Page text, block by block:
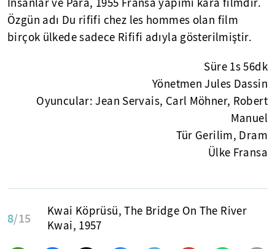
İnsanlar ve Para, 1955 Fransa yapımı kara filmdir.
Özgün adı Du rififi chez les hommes olan film
birçok ülkede sadece Rififi adıyla gösterilmiştir.
Süre 1s 56dk
Yönetmen Jules Dassin
Oyuncular: Jean Servais, Carl Möhner, Robert
Manuel
Tür Gerilim, Dram
Ülke Fransa
8/15
Kwai Köprüsü, The Bridge On The River
Kwai, 1957